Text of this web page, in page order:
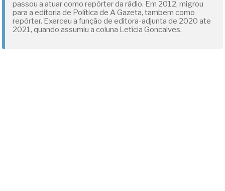
passou a atuar como repórter da rádio. Em 2012, migrou
para a editoria de Política de A Gazeta, tambem como
repórter. Exerceu a função de editora-adjunta de 2020 ate
2021, quando assumiu a coluna Letícia Goncalves.